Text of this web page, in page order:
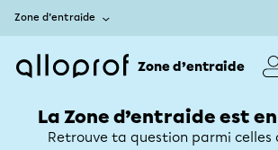
Zone d’entraide
Zone d’entraide
La Zone d’entraide est
Retrouve ta question parmi celles